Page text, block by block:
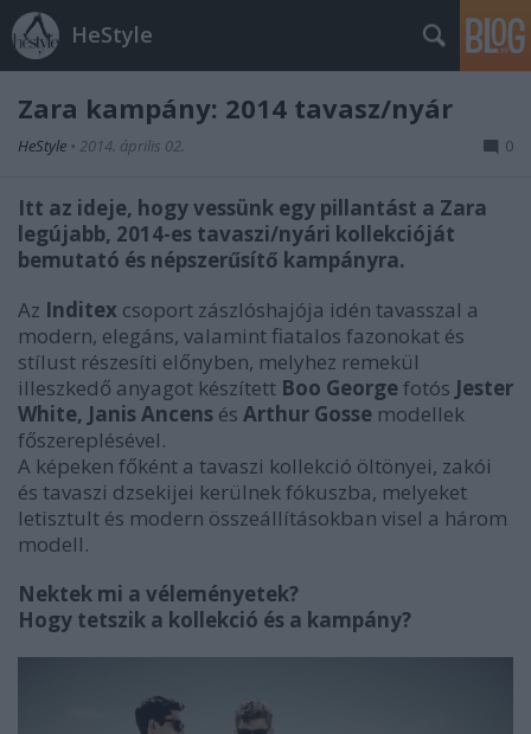
HeStyle
Zara kampány: 2014 tavasz/nyár
HeStyle • 2014. április 02. 0
Itt az ideje, hogy vessünk egy pillantást a Zara
legújabb, 2014-es tavaszi/nyári kollekcióját
bemutató és népszerűsítő kampányra.
Az Inditex csoport zászlóshajója idén tavasszal a
modern, elegáns, valamint fiatalos fazonokat és
stílust részesíti előnyben, melyhez remekül
illeszkedő anyagot készített Boo Georgefotós Jester
White, Janis Ancens és Arthur Gosse modellek
főszereplésével.
A képeken főként a tavaszi kollekció öltönyei, zakói
és tavaszi dzsekijei kerülnek fókuszba, melyeket
letisztult és modern összeállításokban visel a három
modell.
Nektek mi a véleményetek?
Hogy tetszik a kollekció és a kampány?